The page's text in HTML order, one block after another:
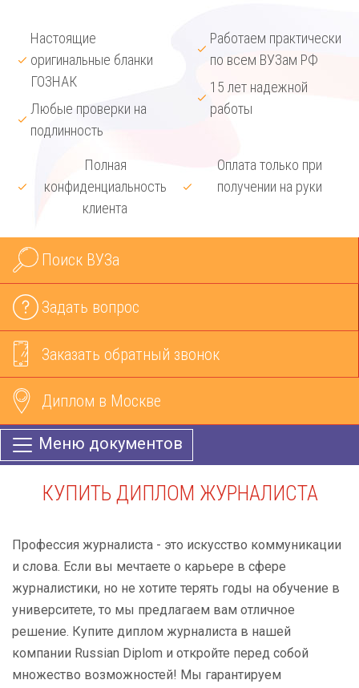
Настоящие
оригинальные бланки
ГОЗНАК
Любые проверки на
подлинность
Работаем практически
по всем ВУЗам РФ
15 лет надежной
работы
Полная
конфиденциальность
клиента
Оплата только при
получении на руки
Поиск ВУЗа
Задать вопрос
Заказать обратный звонок
Диплом в Москве
Меню документов
КУПИТЬ ДИПЛОМ ЖУРНАЛИСТА
Профессия журналиста - это искусство коммуникации
и слова. Если вы мечтаете о карьере в сфере
журналистики, но не хотите терять годы на обучение в
университете, то мы предлагаем вам отличное
решение. Купите диплом журналиста в нашей
компании Russian Diplom и откройте перед собой
множество возможностей! Мы гарантируем